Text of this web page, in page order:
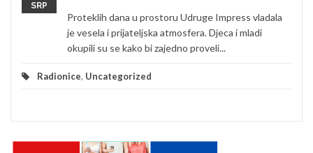
SRP
Proteklih dana u prostoru Udruge Impress vladala
je vesela i prijateljska atmosfera. Djeca i mladi
okupili su se kako bi zajedno proveli...
Radionice, Uncategorized